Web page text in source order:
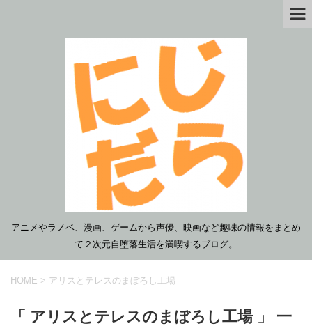
アニメやラノベ、漫画、ゲームから声優、映画など趣味の情報をまとめ
て２次元自堕落生活を満喫するブログ。
HOME > アリスとテレスのまぼろし工場
「 アリスとテレスのまぼろし工場 」 一